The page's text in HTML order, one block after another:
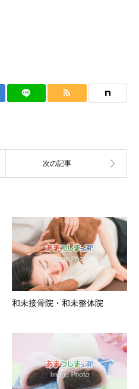
和未接骨院・和未整体院